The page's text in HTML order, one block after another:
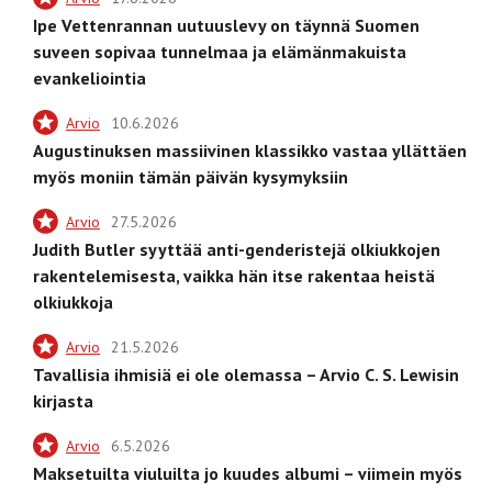
Ipe Vettenrannan uutuuslevy on täynnä Suomen
suveen sopivaa tunnelmaa ja elämänmakuista
evankeliointia
Arvio 10.6.2026
Augustinuksen massiivinen klassikko vastaa yllättäen
myös moniin tämän päivän kysymyksiin
Arvio 27.5.2026
Judith Butler syyttää anti-genderistejä olkiukkojen
rakentelemisesta, vaikka hän itse rakentaa heistä
olkiukkoja
Arvio 21.5.2026
Tavallisia ihmisiä ei ole olemassa – Arvio C. S. Lewisin
kirjasta
Arvio 6.5.2026
Maksetuilta viuluilta jo kuudes albumi – viimein myös